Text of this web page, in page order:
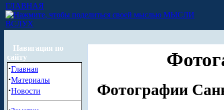
ГЛАВНАЯ
МЫСЛИ
ВСЛУХ
Навигация по
сайту
·Главная
·Материалы
·Новости Фотографии